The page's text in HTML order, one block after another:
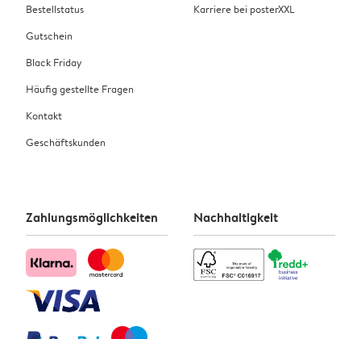
Bestellstatus
Gutschein
Black Friday
Häufig gestellte Fragen
Kontakt
Geschäftskunden
Karriere bei posterXXL
Zahlungsmöglichkeiten Nachhaltigkeit